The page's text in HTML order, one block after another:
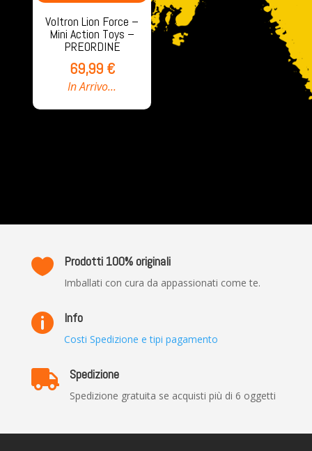
Voltron Lion Force –
Mini Action Toys –
PREORDINE
69,99 €
In Arrivo...
 Prodotti 100% originali
Imballati con cura da appassionati come te.
 Info
Costi Spedizione e tipi pagamento
 Spedizione
Spedizione gratuita se acquisti più di 6 oggetti